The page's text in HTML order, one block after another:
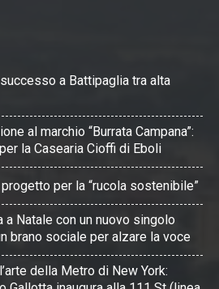
a Battipaglia tra alta
al marchio “Burrata Campana”:
la Casearia Cioffi di Eboli
per la “rucola sostenibile”
a Natale con un nuovo singolo
brano sociale per alzare la voce
della Metro di New York: